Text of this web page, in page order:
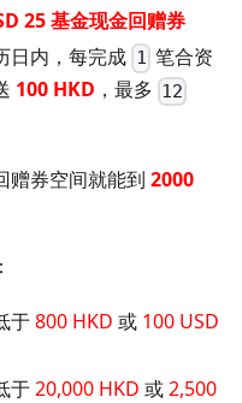
25 基金现金回赠券
日内，每完成 1 笔合资
100 HKD ，最多 12
赠券空间就能到 2000
于800 HKD 或 100 USD
于20,000 HKD 或2,500